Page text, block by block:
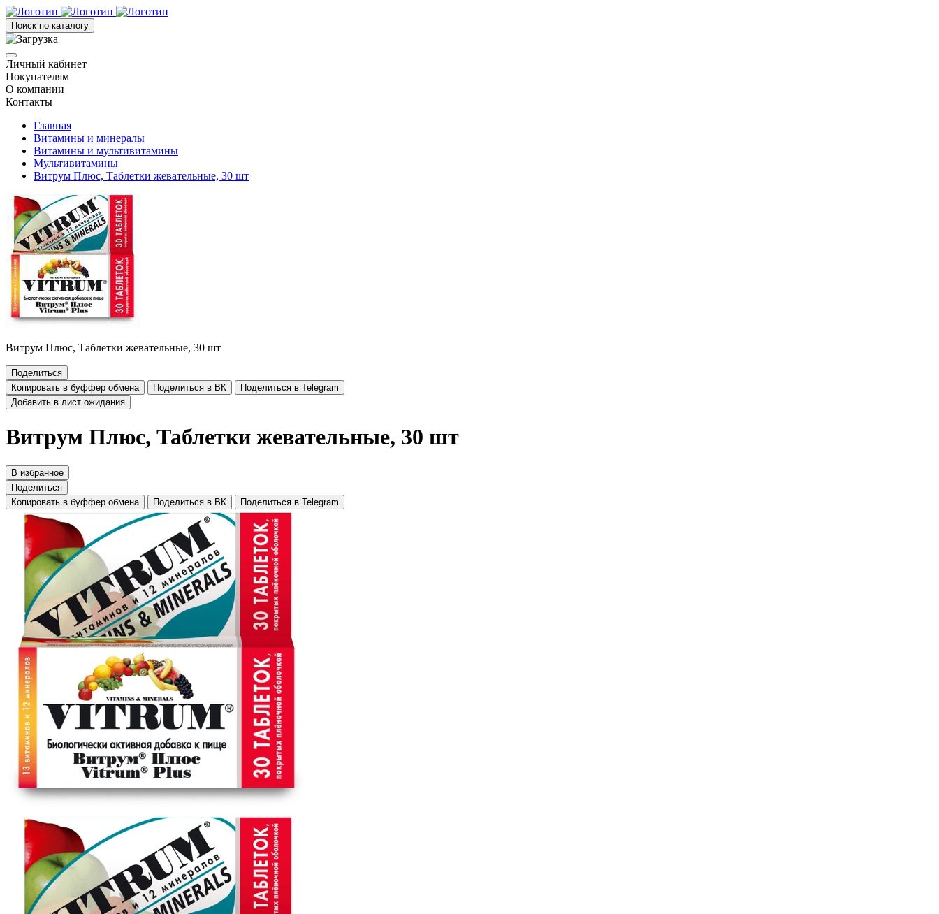
Поиск по каталогу
Личный кабинет
Покупателям
О компании
Контакты
Главная
Витамины и минералы
Витамины и мультивитамины
Мультивитамины
Витрум Плюс, Таблетки жевательные, 30 шт
Витрум Плюс, Таблетки жевательные, 30 шт
Поделиться
Копировать в буффер обмена
Поделиться в ВК
Поделиться в Telegram
Добавить в лист ожидания
Витрум Плюс, Таблетки жевательные, 30 шт
В избранное
Поделиться
Копировать в буффер обмена
Поделиться в ВК Поделиться в Telegram